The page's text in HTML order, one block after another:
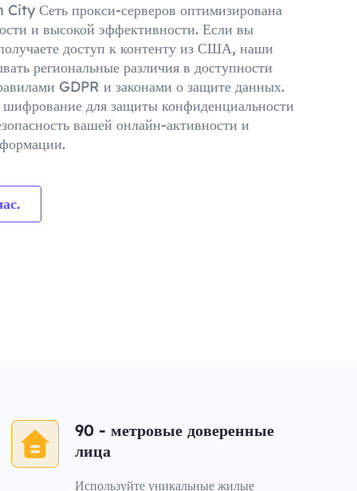
Сеть прокси-серверов оптимизирована
и высокой эффективности. Если вы
доступ к контенту из США, наши
региональные различия в доступности
GDPR и законами о защите данных.
для защиты конфиденциальности
вашей онлайн-активности и
90 - метровые доверенные
лица
Используйте уникальные жилые